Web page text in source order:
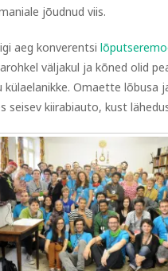
jõudnud viis.
aeg konverentsi
väljakul ja kõned olid
külaelanikke. Omaette lõbusa
seisev kiirabiauto, kust